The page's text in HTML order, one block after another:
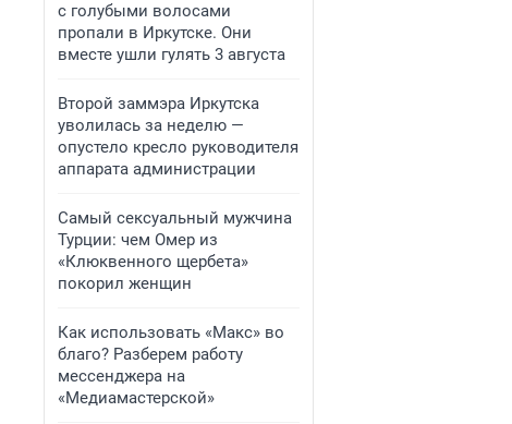
с голубыми волосами
пропали в Иркутске. Они
вместе ушли гулять 3 августа
Второй заммэра Иркутска
уволилась за неделю —
опустело кресло руководителя
аппарата администрации
Самый сексуальный мужчина
Турции: чем Омер из
«Клюквенного щербета»
покорил женщин
Как использовать «Макс» во
благо? Разберем работу
мессенджера на
«Медиамастерской»